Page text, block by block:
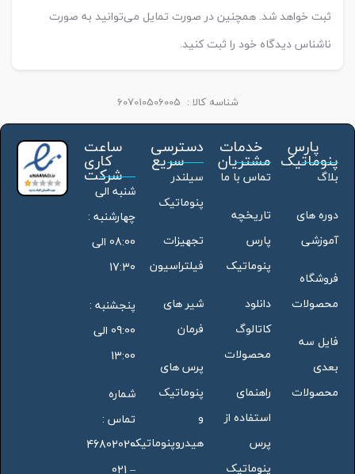
ثبت خواهد شد. همچنین در صورت تمایل می‌توانید به صورت
ناشناس دیدگاه خود را ثبت کنید.
شناسه کالا : 607010506005
پارس
پنوماتیک
بلاگ
دوره های
آموزشی
فروشگاه
محصولات
فایل سه
بعدی
محصولات
خدمات
مشتریان
تماس با ما
تاریخچه
پارس
پنوماتیک
دانلود
کاتالوگ
محصولات
راهنمای
استفاده از
پرس
پنوماتیک
دسترسی
سریع
سیلندر
پنوماتیک
تجهیزات
فیلتراسیون
شیر های
فرمان
پرس های
پنوماتیک
و
هیدروپنوماتیک
ساعت
کاری
شرکت
شنبه الی
چهارشنبه :
08:00 الی
17:30
پنجشنبه :
09:00 الی
13:00
شماره
تماس :
46802020
– 021